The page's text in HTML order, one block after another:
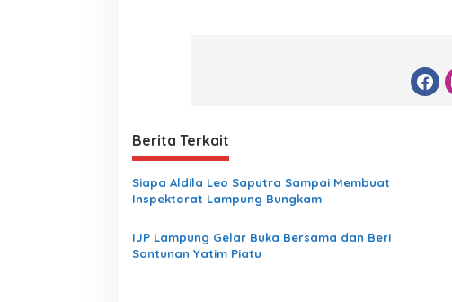
Berita Terkait
Siapa Aldila Leo Saputra Sampai Membuat
Inspektorat Lampung Bungkam
IJP Lampung Gelar Buka Bersama dan Beri
Santunan Yatim Piatu